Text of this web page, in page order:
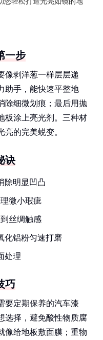
一步
像剥洋葱一样层层递
助手，能快速平整地
除细微划痕；最后用抛
板涂上亮光剂。三种材
的完美蜕变。
诀
除明显凹凸
微小瑕疵
丝绸触感
化铝粉匀速打磨
处理
巧
要定期保养的汽车漆
选择，避免酸性物质腐
像给地板敷面膜；重物